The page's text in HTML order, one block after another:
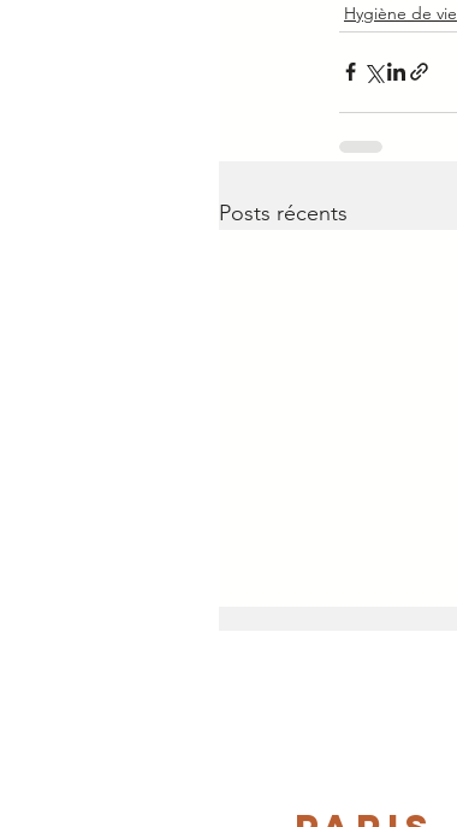
Hygiène de vie
Posts récents